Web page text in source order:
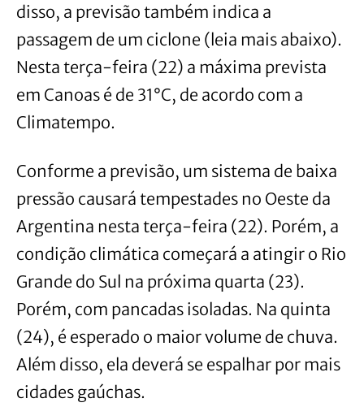
disso, a previsão também indica a
passagem de um ciclone (leia mais abaixo).
Nesta terça-feira (22) a máxima prevista
em Canoas é de 31°C, de acordo com a
Climatempo.
Conforme a previsão, um sistema de baixa
pressão causará tempestades no Oeste da
Argentina nesta terça-feira (22). Porém, a
condição climática começará a atingir o Rio
Grande do Sul na próxima quarta (23).
Porém, com pancadas isoladas. Na quinta
(24), é esperado o maior volume de chuva.
Além disso, ela deverá se espalhar por mais
cidades gaúchas.